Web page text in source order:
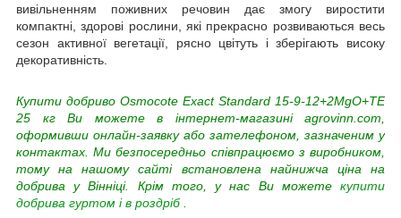
вивільненням поживних речовин дає змогу виростити
компактні, здорові рослини, які прекрасно розвиваються весь
сезон активної вегетації, рясно цвітуть і зберігають високу
декоративність.
Купити добриво Osmocote Exact Standard 15-9-12+2MgO+TE
25 кг Ви можете в інтернет-магазині agrovinn.com,
оформивши онлайн-заявку або зателефоном, зазначеним у
контактах. Ми безпосередньо співпрацюємо з виробником,
тому на нашому сайті встановлена найнижча ціна на
добрива у Вінніці. Крім того, у нас Ви можете купити
добрива гуртом і в роздріб